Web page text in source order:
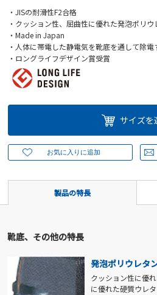
・JISの耐滑性F2合格
・クッション性、屈曲性に優れた発泡ポリ
・Made in Japan
・人体に帯電した静電気を靴底を通して除
・ロングライフデザイン賞受賞
サイズを
製品の特長
靴底、その他の特長
発泡ポリウレタ
クッション性に優
に優れた硬質ウレタ